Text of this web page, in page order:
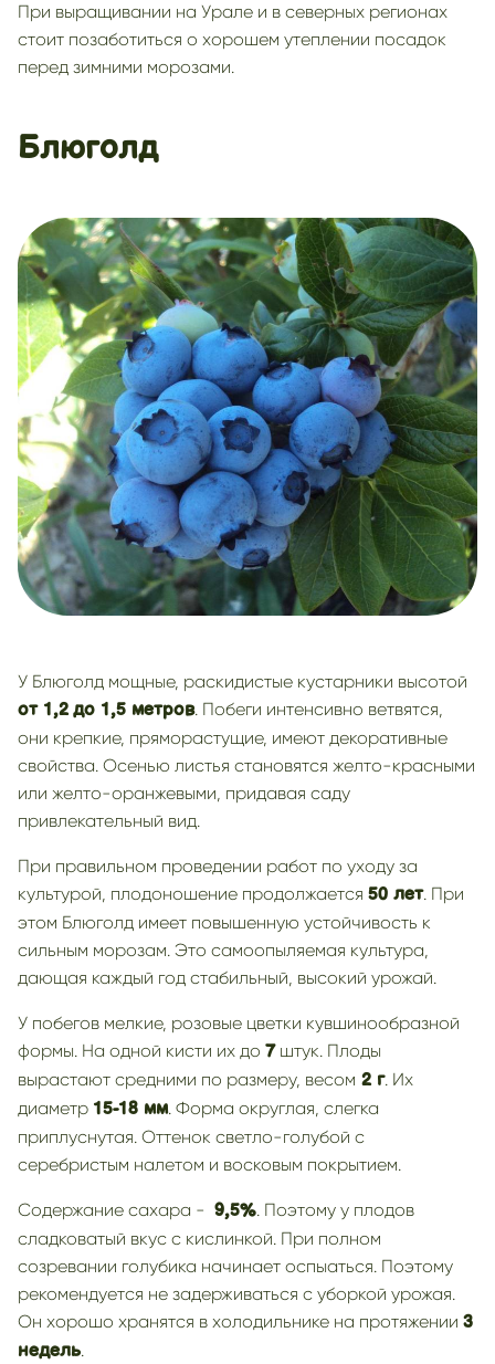
При выращивании на Урале и в северных регионах
стоит позаботиться о хорошем утеплении посадок
перед зимними морозами.
Блюголд
У Блюголд мощные, раскидистые кустарники высотой
от 1,2 до 1,5 метров. Побеги интенсивно ветвятся,
они крепкие, пряморастущие, имеют декоративные
свойства. Осенью листья становятся желто-красными
или желто-оранжевыми, придавая саду
привлекательный вид.
При правильном проведении работ по уходу за
культурой, плодоношение продолжается 50 лет. При
этом Блюголд имеет повышенную устойчивость к
сильным морозам. Это самоопыляемая культура,
дающая каждый год стабильный, высокий урожай.
У побегов мелкие, розовые цветки кувшинообразной
формы. На одной кисти их до 7штук. Плоды
вырастают средними по размеру, весом 2 г. Их
диаметр 15-18 мм. Форма округлая, слегка
приплуснутая. Оттенок светло-голубой с
серебристым налетом и восковым покрытием.
Содержание сахара - 9,5%. Поэтому у плодов
сладковатый вкус с кислинкой. При полном
созревании голубика начинает оспыаться. Поэтому
рекомендуется не задерживаться с уборкой урожая.
Он хорошо хранятся в холодильнике на протяжении 3
недель.